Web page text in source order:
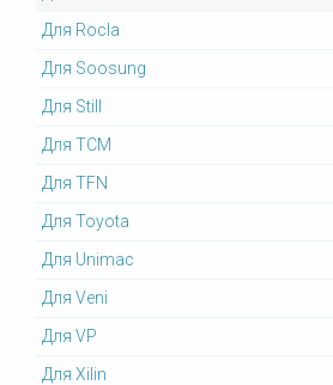
Для Rocla
Для Soosung
Для Still
Для TCM
Для TFN
Для Toyota
Для Unimac
Для Veni
Для VP
Для Xilin